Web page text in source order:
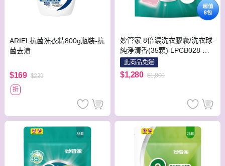
ARIEL抗菌洗衣精800g瓶裝-抗
菌去漬
$169 $229
折
妙管家 8倍濃洗衣膠囊/洗衣球-
純淨清香(35顆) LPCB028 一
箱(共8包)
此商品免運
$1,280 $1,800